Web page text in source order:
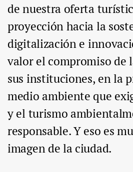
de nuestra oferta
proyección hacia la
digitalización e
valor el compromiso de
sus instituciones, en la
medio ambiente que
y el turismo
responsable. Y eso es
imagen de la ciudad.